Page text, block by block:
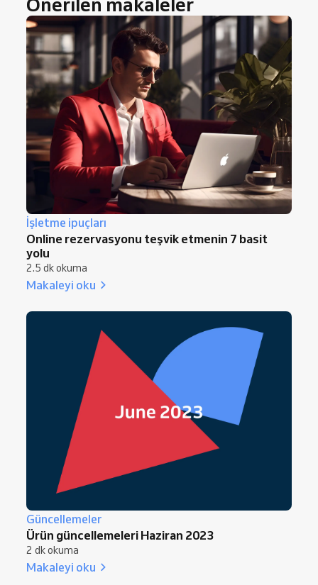
İşletme ipuçları
Online rezervasyonu teşvik etmenin 7 basit
yolu
2.5 dk okuma
Makaleyi oku
Güncellemeler
Ürün güncellemeleri Haziran 2023
2 dk okuma
Makaleyi oku